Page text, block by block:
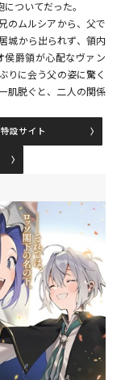
ついてだった。
のムルシアから、父で
城から出られず、領内
侯爵領が心配なヴァン
りに会う父の姿に驚く
肌脱ぐと、二人の関係
特設サイト